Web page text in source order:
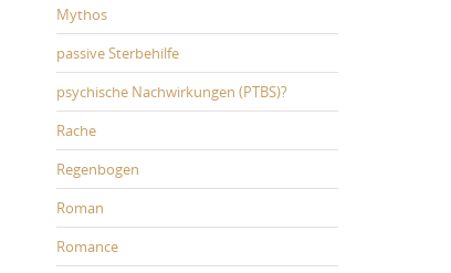
Mythos
passive Sterbehilfe
psychische Nachwirkungen (PTBS)?
Rache
Regenbogen
Roman
Romance